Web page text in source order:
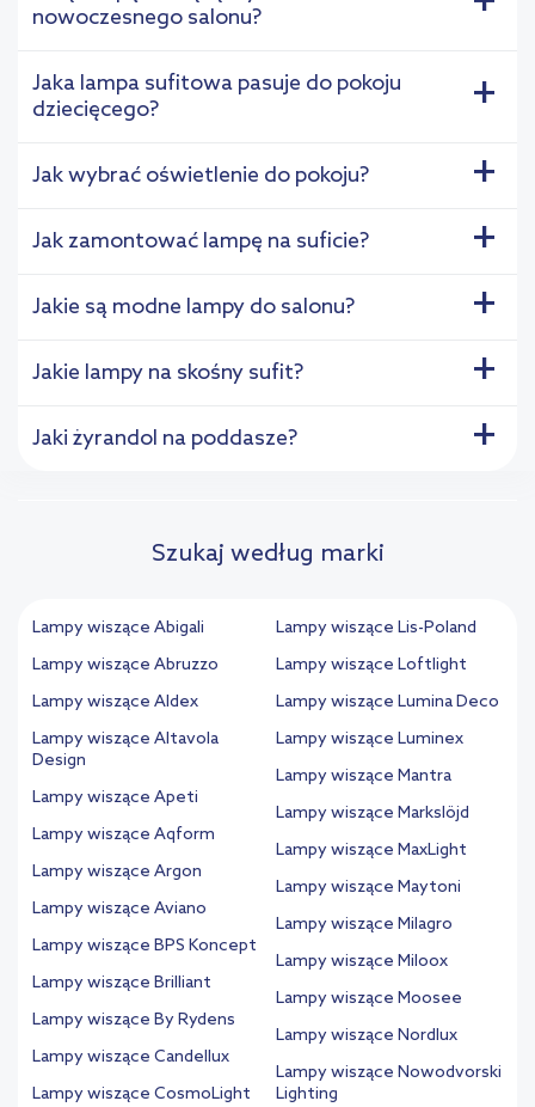
nowoczesnego salonu?
Jaka lampa sufitowa pasuje do pokoju
dziecięcego?
+
Jak wybrać oświetlenie do pokoju? +
Jak zamontować lampę na suficie? +
Jakie są modne lampy do salonu? +
Jakie lampy na skośny sufit? +
Jaki żyrandol na poddasze? +
Szukaj według marki
Lampy wiszące Abigali
Lampy wiszące Abruzzo
Lampy wiszące Aldex
Lampy wiszące Altavola
Design
Lampy wiszące Apeti
Lampy wiszące Aqform
Lampy wiszące Argon
Lampy wiszące Aviano
Lampy wiszące BPS Koncept
Lampy wiszące Brilliant
Lampy wiszące By Rydens
Lampy wiszące Candellux
Lampy wiszące CosmoLight
Lampy wiszące Lis-Poland
Lampy wiszące Loftlight
Lampy wiszące Lumina Deco
Lampy wiszące Luminex
Lampy wiszące Mantra
Lampy wiszące Markslöjd
Lampy wiszące MaxLight
Lampy wiszące Maytoni
Lampy wiszące Milagro
Lampy wiszące Miloox
Lampy wiszące Moosee
Lampy wiszące Nordlux
Lampy wiszące Nowodvorski
Lighting